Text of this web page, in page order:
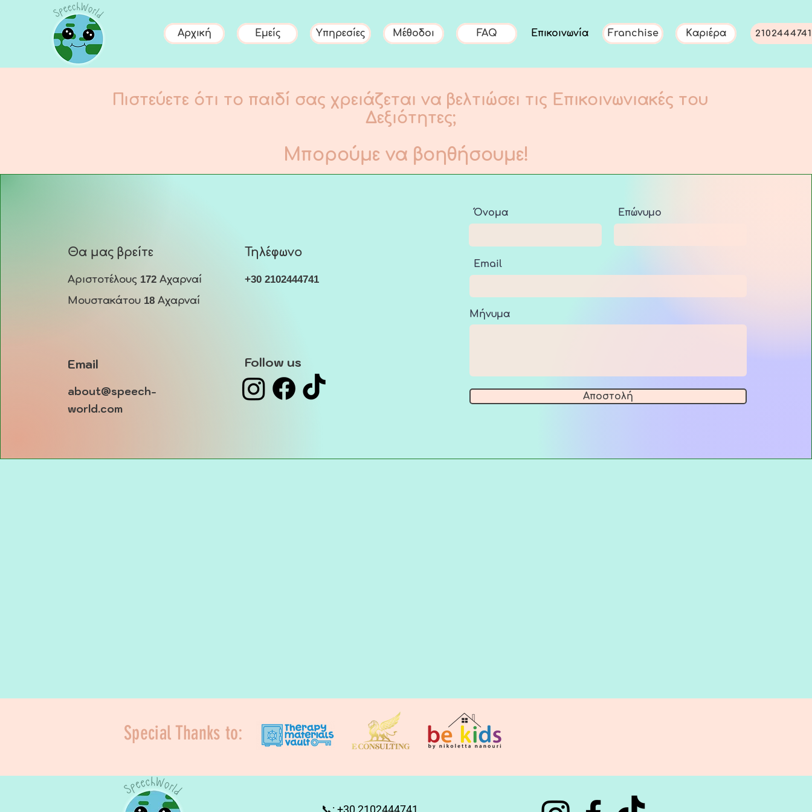
Αρχική Εμείς Υπηρεσίες Μέθοδοι FAQ Επικοινωνία Franchise Καριέρα 2102444741
Πιστεύετε ότι το παιδί σας χρειάζεται να βελτιώσει τις Επικοινωνιακές του
Δεξιότητες;
Μπορούμε να βοηθήσουμε!
Θα μας βρείτε
Αριστοτέλους 172Αχαρναί
Τηλέφωνο
+30 2102444741
Μουστακάτου 18Αχαρναί
Email
about@speech-
world.com
Follow us
Όνομα Επώνυμο
Email
Μήνυμα
Αποστολή
Special Thanks to:
📞: +30 2102444741